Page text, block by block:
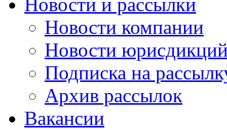
Новости компании
Новости
Подписка на
Архив рассылок
Вакансии